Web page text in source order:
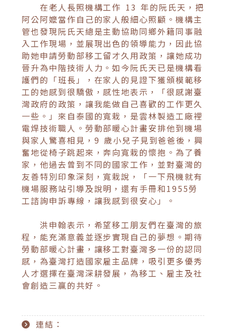
在老人長照機構工作 13 年的阮氏天，把
阿公阿嬤當作自己的家人般細心照顧。機構主
管也發現阮氏天總是主動協助同鄉外籍同事融
入工作現場，並展現出色的領導能力，因此協
助她申請勞動部移工留才久用政策，讓她成功
晉升為中階技術人力。如今阮氏天已是機構看
護們的「班長」，在家人的見證下獲頒模範移
工的她感到很驕傲，感性地表示，「很感謝臺
灣政府的政策，讓我能做自己喜歡的工作更久
一些。」來自泰國的寬栽，是雲林製造工廠裡
電焊技術職人。勞動部暖心計畫安排他到機場
與家人驚喜相見，9 歲小兒子見到爸爸後，興
奮地從椅子跳起來，奔向寬栽的懷抱。為了養
家，他過去曾到不同的國家工作，並對臺灣的
友善特別印象深刻，寬栽說，「一下飛機就有
機場服務站引導及說明，還有手冊和1955勞
工諮詢申訴專線，讓我感到很安心」。
洪申翰表示，希望移工朋友們在臺灣的旅
程，能充滿意義並逐步實現自己的夢想。期待
勞動部暖心計畫，讓移工對臺灣多一份的認同
感，為臺灣打造國家雇主品牌，吸引更多優秀
人才選擇在臺灣深耕發展，為移工、雇主及社
會創造三贏的共好。
連結：